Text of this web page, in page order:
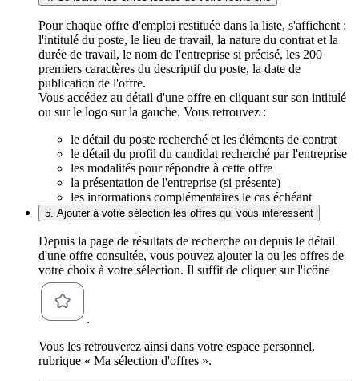
Pour chaque offre d'emploi restituée dans la liste, s'affichent :
l'intitulé du poste, le lieu de travail, la nature du contrat et la
durée de travail, le nom de l'entreprise si précisé, les 200
premiers caractères du descriptif du poste, la date de
publication de l'offre.
Vous accédez au détail d'une offre en cliquant sur son intitulé
ou sur le logo sur la gauche. Vous retrouvez :
le détail du poste recherché et les éléments de contrat
le détail du profil du candidat recherché par l'entreprise
les modalités pour répondre à cette offre
la présentation de l'entreprise (si présente)
les informations complémentaires le cas échéant
5. Ajouter à votre sélection les offres qui vous intéressent
Depuis la page de résultats de recherche ou depuis le détail
d'une offre consultée, vous pouvez ajouter la ou les offres de
votre choix à votre sélection. Il suffit de cliquer sur l'icône
.
Vous les retrouverez ainsi dans votre espace personnel,
rubrique « Ma sélection d'offres ».